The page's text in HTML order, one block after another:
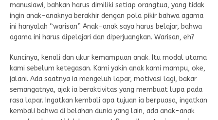
manusiawi, bahkan harus dimiliki setiap orangtua, yang tidak
ingin anak-anaknya berakhir dengan pola pikir bahwa agama
ini hanyalah “warisan”. Anak-anak saya harus belajar, bahwa
agama ini harus dipelajari dan diperjuangkan. Warisan, eh?
Kuncinya, kenali dan ukur kemampuan anak. Itu modal utama
kami sebelum ketegasan. Kami yakin anak kami mampu, oke,
jalani. Ada saatnya ia mengeluh lapar, motivasi lagi, bakar
semangatnya, ajak ia beraktivitas yang membuat lupa pada
rasa lapar. Ingatkan kembali apa tujuan ia berpuasa, ingatkan
kembali bahwa di belahan dunia yang lain, ada anak-anak